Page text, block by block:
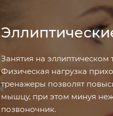
Занятия на
Физическая нагрузка
тренажеры позволят
мышцу, при этом минуя
позвоночник.